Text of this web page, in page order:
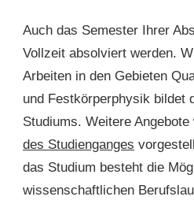
Auch das Semester Ihrer
Vollzeit absolviert werden.
Arbeiten in den Gebieten
und Festkörperphysik bildet
Studiums. Weitere
des Studienganges
das Studium besteht die
wissenschaftlichen